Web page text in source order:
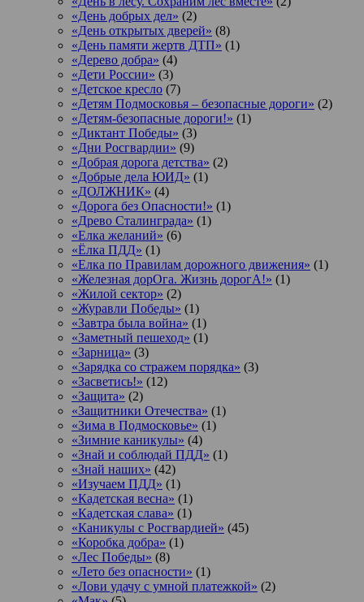
«День добрых дел» (2)
«День открытых дверей» (8)
«День памяти жертв ДТП» (1)
«Дерево добра» (4)
«Дети России» (3)
«Детское кресло (7)
«Детям Подмосковья – безопасные дороги» (2)
«Детям-безопасные дороги!» (1)
«Диктант Победы» (3)
«Дни Росгвардии» (9)
«Добрая дорога детства» (2)
«Добрые дела ЮИД» (1)
«ДОЛЖНИК» (4)
«Дорога без Опасности!» (1)
«Древо Сталинграда» (1)
«Елка желаний» (6)
«Ёлка ПДД» (1)
«Елка по Правилам дорожного движения» (1)
«Железная дорОга. Жизнь дорогА!» (1)
«Жилой сектор» (2)
«Журавли Победы» (1)
«Завтра была война» (1)
«Заметный пешеход» (1)
«Зарница» (3)
«Зарядка со стражем порядка» (3)
«Засветись!» (12)
«Защита» (2)
«Защитники Отечества» (1)
«Зима в Подмосковье» (1)
«Зимние каникулы» (4)
«Знай и соблюдай ПДД» (1)
«Знай наших» (42)
«Изучаем ПДД» (1)
«Кадетская весна» (1)
«Кадетская слава» (1)
«Каникулы с Росгвардией» (45)
«Коробка добра» (1)
«Лес Победы» (8)
«Лето без опасности» (1)
«Лови удачу с умной платежкой» (2)